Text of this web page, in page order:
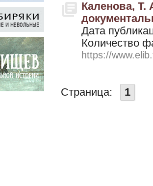
Каленова, Т.
Дата
Количество
https://
Страница: 1